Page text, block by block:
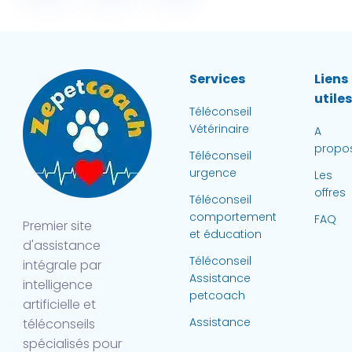
Premier site
d'assistance
intégrale par
intelligence
artificielle et
téléconseils
spécialisés pour
Services
Téléconseil
Vétérinaire
Téléconseil
urgence
Téléconseil
comportement
et éducation
Téléconseil
Assistance
petcoach
Assistance
Liens
utiles
A
Les
offres
FAQ